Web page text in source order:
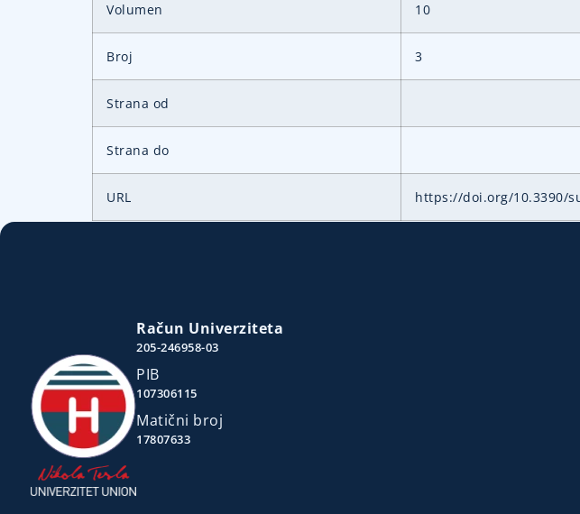
Volumen 10
Broj 3
Strana od
Strana do
URL https://doi.org/10.3390/
Račun Univerziteta
205-246958-03
PIB
107306115
Matični broj
17807633